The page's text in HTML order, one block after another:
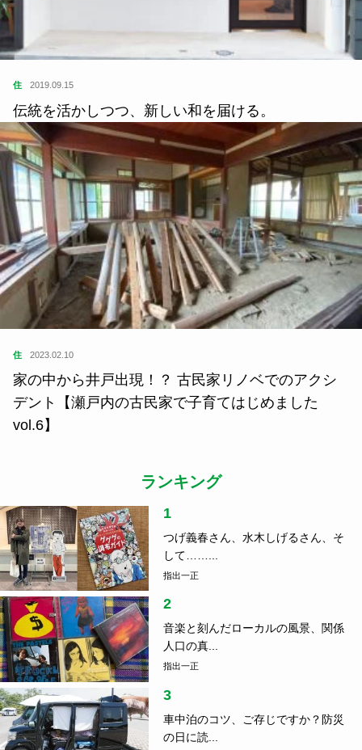
住 2019.09.15
伝統を活かしつつ、新しい和を届ける。
住 2023.02.10
家の中から井戸出現！？ 古民家リノベでのアクシ
デント【瀬戸内の古民家で子育てはじめました
vol.6】
ランキング
1
つげ義春さん、水木しげるさん、そ
して……...
指出一正
2
音楽と刻んだローカルの風景、関係
人口の真...
指出一正
3
車中泊のコツ、ご存じですか？防災
の日に読...